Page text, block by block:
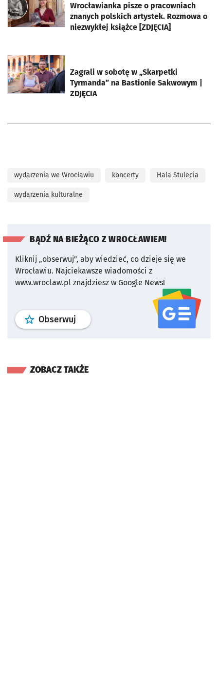
Wrocławianka pisze o pracowniach
znanych polskich artystek. Rozmowa o
niezwykłej książce [ZDJĘCIA]
Zagrali w sobotę w „Skarpetki
Tyrmanda” na Bastionie Sakwowym |
ZDJĘCIA
otworzy się w nowej karcie
wydarzenia we Wrocławiu koncerty Hala Stulecia
wydarzenia kulturalne
BĄDŹ NA BIEŻĄCO Z WROCŁAWIEM!
Kliknij „obserwuj”, aby wiedzieć, co dzieje się we
Wrocławiu. Najciekawsze wiadomości z
www.wroclaw.pl znajdziesz w Google News!
Obserwuj profil serwisu
ZOBACZ TAKŻE